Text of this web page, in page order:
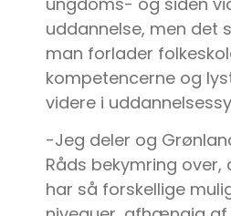
uddannelse, men det
man forlader
kompetencerne og
videre i
-Jeg deler og
Råds bekymring over,
har så forskellige